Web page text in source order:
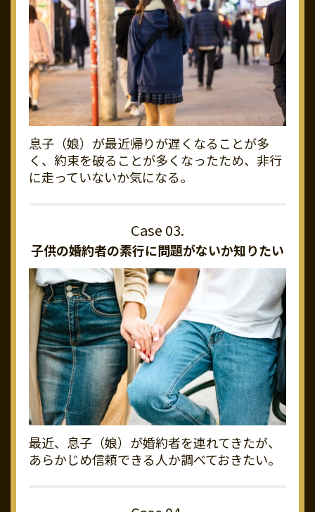
息子（娘）が最近帰りが遅くなることが多
く、約束を破ることが多くなったため、非行
に走っていないか気になる。
子供の婚約者の素行に問題がないか知りたい
最近、息子（娘）が婚約者を連れてきたが、
あらかじめ信頼できる人か調べておきたい。